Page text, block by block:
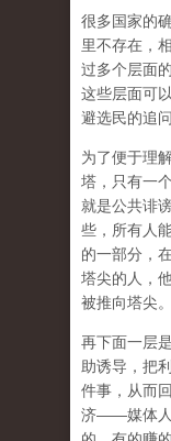
很多国家的
里不存在，
过多个层面
这些层面可
避选民的追
为了便于理
塔，只有一
就是公共诽
些，所有人
的一部分，
塔尖的人，
被推向塔尖。
再下面一层
助诱导，把
件事，从而
济——媒体人